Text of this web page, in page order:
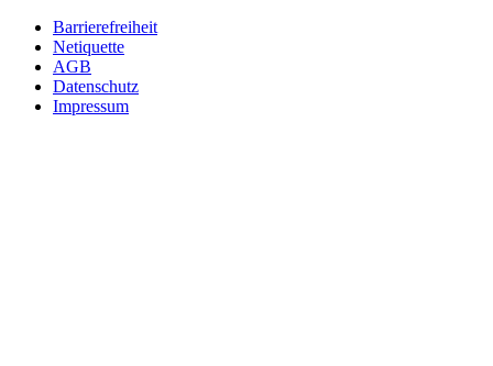
Barrierefreiheit
Netiquette
AGB
Datenschutz
Impressum